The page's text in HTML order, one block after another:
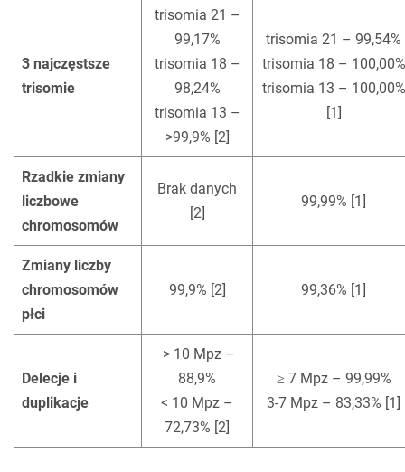
3 najczęstsze
trisomie
trisomia 21 –
99,17%
trisomia 18 –
98,24%
trisomia 13 –
>99,9% [2]
trisomia 21 – 99,54%
trisomia 18 – 100,00%
trisomia 13 – 100,00%
[1]
Rzadkie zmiany
liczbowe
chromosomów
Brak danych
[2]
99,99% [1]
Zmiany liczby
chromosomów
płci
99,9% [2] 99,36% [1]
Delecje i
duplikacje
> 10 Mpz –
88,9%
< 10 Mpz –
72,73% [2]
≥ 7 Mpz – 99,99%
3-7 Mpz – 83,33% [1]